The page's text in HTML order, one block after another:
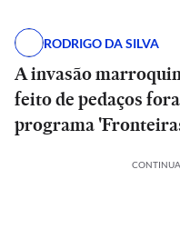
RODRIGO DA SILVA
A invasão
feito de pedaços
programa